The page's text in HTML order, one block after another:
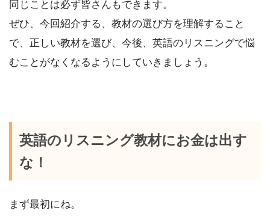
同じことは必ず皆さんもできます。
ぜひ、今回紹介する、教材の選び方を理解すること
で、正しい教材を選び、今後、英語のリスニングで悩
むことがなくなるようにしていきましょう。
英語のリスニング教材にお金は出す
な！
まず最初にね。